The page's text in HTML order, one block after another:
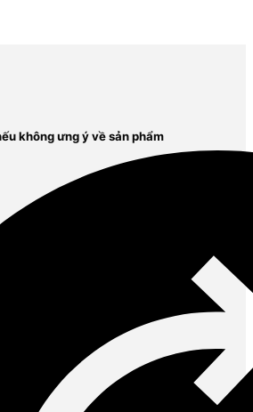
không ưng ý về sản phẩm